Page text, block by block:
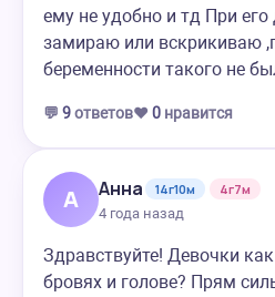
ему не удобно и тд При
замираю или вскрикиваю
беременности такого не
💬 9ответов❤️ 0 нравится
А Анна 14г10м
4г7м
4 года назад
Здравствуйте! Девочки
бровях и голове? Прям